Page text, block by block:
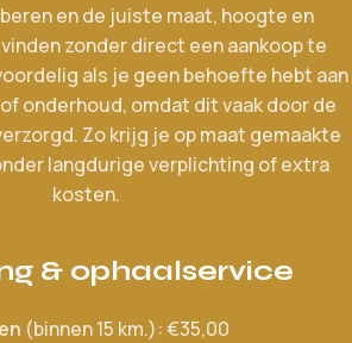
en de juiste maat, hoogte en
zonder direct een aankoop te
als je geen behoefte hebt aan
onderhoud, omdat dit vaak door de
Zo krijg je op maat gemaakte
langdurige verplichting of extra
kosten.
& ophaalservice
(binnen 15 km.): €35,00